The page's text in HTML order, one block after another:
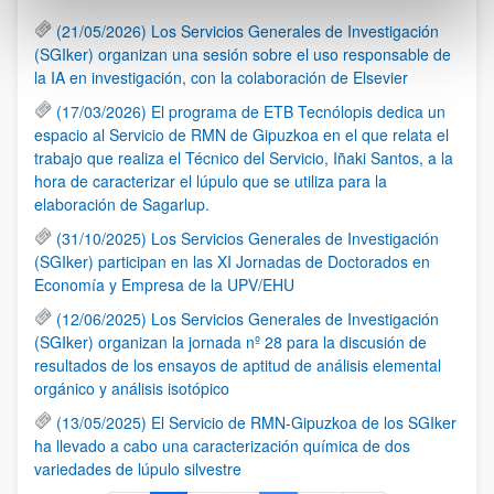
(21/05/2026) Los Servicios Generales de Investigación
(SGIker) organizan una sesión sobre el uso responsable de
la IA en investigación, con la colaboración de Elsevier
(17/03/2026) El programa de ETB Tecnólopis dedica un
espacio al Servicio de RMN de Gipuzkoa en el que relata el
trabajo que realiza el Técnico del Servicio, Iñaki Santos, a la
hora de caracterizar el lúpulo que se utiliza para la
elaboración de Sagarlup.
(31/10/2025) Los Servicios Generales de Investigación
(SGIker) participan en las XI Jornadas de Doctorados en
Economía y Empresa de la UPV/EHU
(12/06/2025) Los Servicios Generales de Investigación
(SGIker) organizan la jornada nº 28 para la discusión de
resultados de los ensayos de aptitud de análisis elemental
orgánico y análisis isotópico
(13/05/2025) El Servicio de RMN-Gipuzkoa de los SGIker
ha llevado a cabo una caracterización química de dos
variedades de lúpulo silvestre